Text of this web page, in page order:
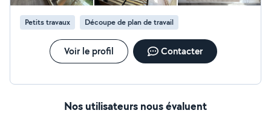
Petits travaux Découpe de plan de travail
Voir le profil Contacter
Nos utilisateurs nous évaluent